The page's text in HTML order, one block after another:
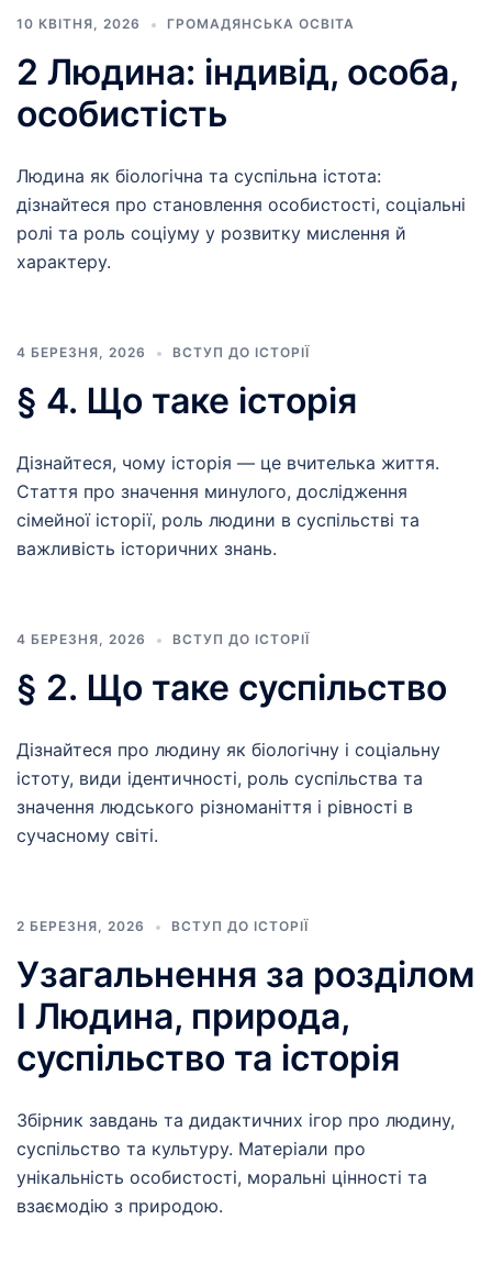
10 КВІТНЯ, 2026 ГРОМАДЯНСЬКА ОСВІТА
2 Людина: індивід, особа,
особистість
Людина як біологічна та суспільна істота:
дізнайтеся про становлення особистості, соціальні
ролі та роль соціуму у розвитку мислення й
характеру.
4 БЕРЕЗНЯ, 2026 ВСТУП ДО ІСТОРІЇ
§ 4. Що таке історія
Дізнайтеся, чому історія — це вчителька життя.
Стаття про значення минулого, дослідження
сімейної історії, роль людини в суспільстві та
важливість історичних знань.
4 БЕРЕЗНЯ, 2026 ВСТУП ДО ІСТОРІЇ
§ 2. Що таке суспільство
Дізнайтеся про людину як біологічну і соціальну
істоту, види ідентичності, роль суспільства та
значення людського різноманіття і рівності в
сучасному світі.
2 БЕРЕЗНЯ, 2026 ВСТУП ДО ІСТОРІЇ
Узагальнення за розділом
І Людина, природа,
суспільство та історія
Збірник завдань та дидактичних ігор про людину,
суспільство та культуру. Матеріали про
унікальність особистості, моральні цінності та
взаємодію з природою.